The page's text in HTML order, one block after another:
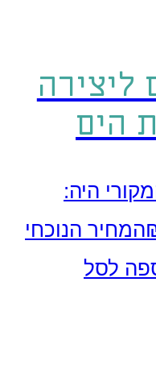
ליצירה
הים
היה:
המחיר הנוכחי
לסל